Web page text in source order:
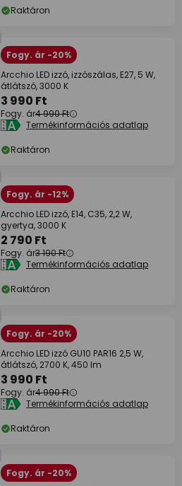
Raktáron
Fogy. ár -20%
Arcchio LED izzó, izzószálas, E27, 5 W,
átlátszó, 3000 K
3 990 Ft
Fogy. ár4 990 Ft
Termékinformációs adatlap
Raktáron
Fogy. ár -12%
Arcchio LED izzó, E14, C35, 2,2 W,
gyertya, 3000 K
2 790 Ft
Fogy. ár3 190 Ft
Termékinformációs adatlap
Raktáron
Fogy. ár -20%
Arcchio LED izzó GU10 PAR16 2,5 W,
átlátszó, 2700 K, 450 lm
3 990 Ft
Fogy. ár4 990 Ft
Termékinformációs adatlap
Raktáron
Fogy. ár -20%